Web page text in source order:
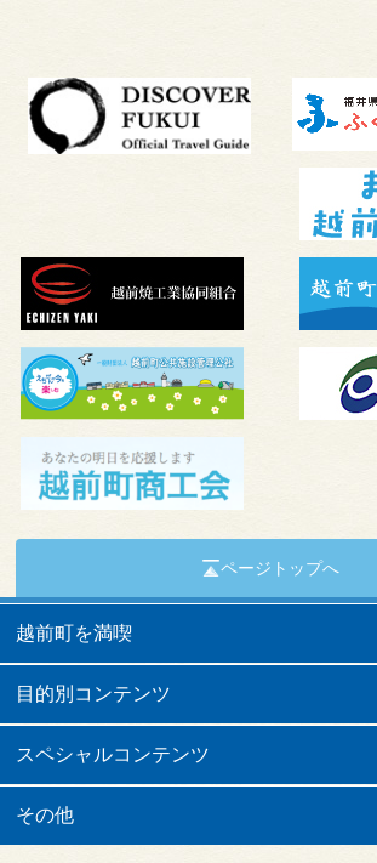
ページトップへ
越前町を満喫
目的別コンテンツ
スペシャルコンテンツ
その他